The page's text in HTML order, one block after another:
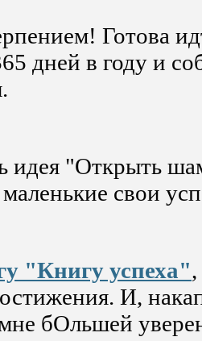
Готова
дней в году и
идея "Открыть
свои
"Книгу успеха"
И,
бОльшей